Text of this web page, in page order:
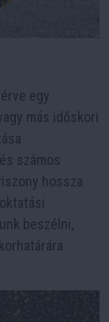
egy
más időskori
számos
hossza
beszélni,